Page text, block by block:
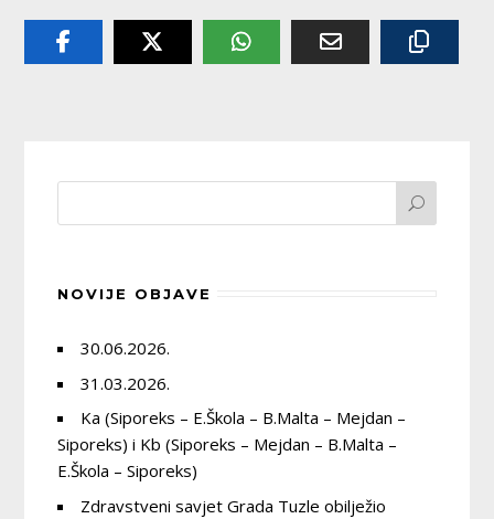
NOVIJE OBJAVE
30.06.2026.
31.03.2026.
Ka (Siporeks – E.Škola – B.Malta – Mejdan –
Siporeks) i Kb (Siporeks – Mejdan – B.Malta –
E.Škola – Siporeks)
Zdravstveni savjet Grada Tuzle obilježio